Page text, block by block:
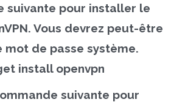
suivante pour installer le
Vous devrez peut-être
mot de passe système.
install openvpn
suivante pour